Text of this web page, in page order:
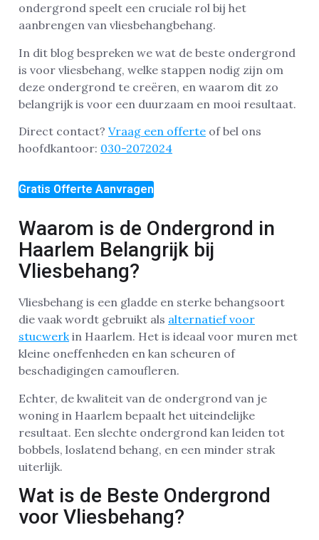
ondergrond speelt een cruciale rol bij het
aanbrengen van vliesbehangbehang.
In dit blog bespreken we wat de beste ondergrond
is voor vliesbehang, welke stappen nodig zijn om
deze ondergrond te creëren, en waarom dit zo
belangrijk is voor een duurzaam en mooi resultaat.
Direct contact? Vraag een offerte of bel ons
hoofdkantoor: 030-2072024
Gratis Offerte Aanvragen
Waarom is de Ondergrond in
Haarlem Belangrijk bij
Vliesbehang?
Vliesbehang is een gladde en sterke behangsoort
die vaak wordt gebruikt als alternatief voor
stucwerkin Haarlem. Het is ideaal voor muren met
kleine oneffenheden en kan scheuren of
beschadigingen camoufleren.
Echter, de kwaliteit van de ondergrond van je
woning in Haarlem bepaalt het uiteindelijke
resultaat. Een slechte ondergrond kan leiden tot
bobbels, loslatend behang, en een minder strak
uiterlijk.
Wat is de Beste Ondergrond
voor Vliesbehang?